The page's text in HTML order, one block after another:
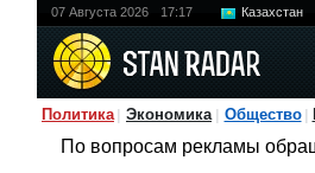
07 Августа 2026 17:17 Казахстан
Политика Экономика Общество
По вопросам рекламы